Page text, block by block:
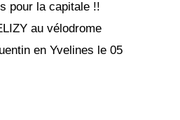
pour la capitale !!
au vélodrome
en Yvelines le 05